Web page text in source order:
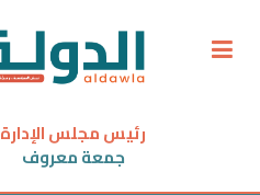
رئيس مجلس الإدارة
جمعة معروف